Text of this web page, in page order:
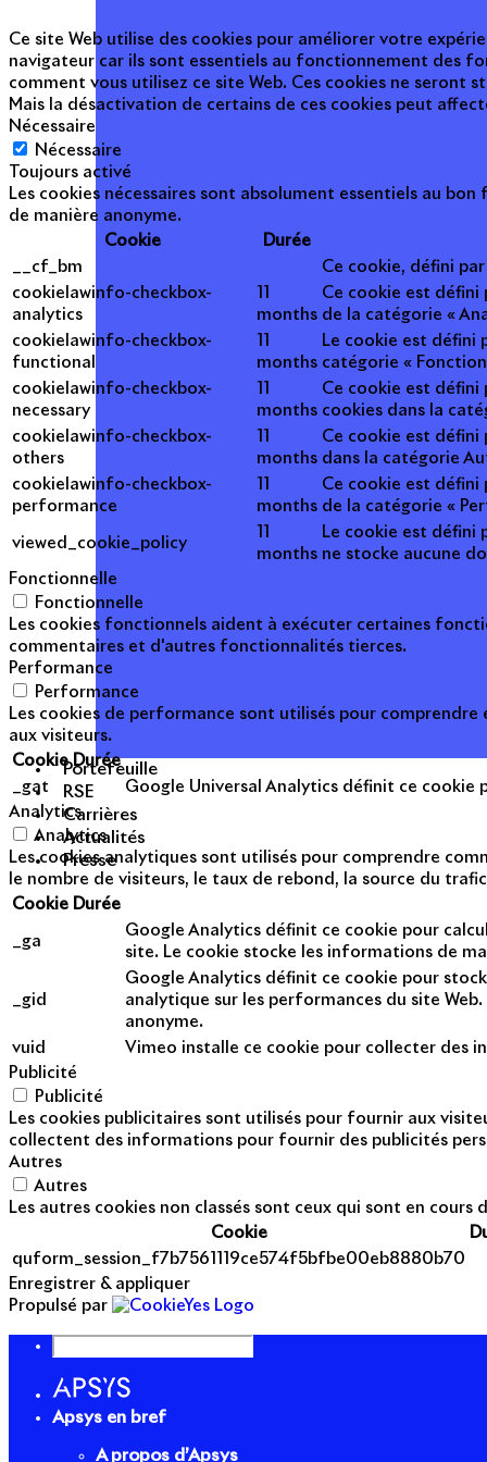
Portefeuille
RSE
Carrières
Actualités
Presse
Ce site Web utilise des cookies pour améliorer votre
navigateur car ils sont essentiels au fonctionnement des
comment vous utilisez ce site Web. Ces cookies ne seront
Mais la désactivation de certains de ces cookies peut
Nécessaire
Nécessaire
Toujours activé
Les cookies nécessaires sont absolument essentiels au
de manière anonyme.
Cookie
Durée
__cf_bm
Ce cookie, défini
cookielawinfo-checkbox-
analytics
months
Ce cookie est défini
de la catégorie «
cookielawinfo-checkbox-
functional
months
Le cookie est défini
catégorie «
cookielawinfo-checkbox-
necessary
months
Ce cookie est défini
cookies dans la
cookielawinfo-checkbox-
others
months
Ce cookie est défini
dans la catégorie
cookielawinfo-checkbox-
performance
months
Ce cookie est défini
de la catégorie «
viewed_cookie_policy
months
Le cookie est défini
ne stocke aucune
Fonctionnelle
Fonctionnelle
Les cookies fonctionnels aident à exécuter certaines
commentaires et d'autres fonctionnalités tierces.
Performance
Performance
Les cookies de performance sont utilisés pour
aux visiteurs.
Cookie Durée
_gat
Google Universal Analytics définit ce
Analytics
Analytics
Les cookies analytiques sont utilisés pour comprendre
le nombre de visiteurs, le taux de rebond, la source du
Cookie Durée
_ga
Google Analytics définit ce cookie pour
site. Le cookie stocke les informations de
_gid
Google Analytics définit ce cookie pour
analytique sur les performances du site
anonyme.
vuid
Vimeo installe ce cookie pour collecter des
Publicité
Publicité
Les cookies publicitaires sont utilisés pour fournir aux
collectent des informations pour fournir des publicités
Autres
Autres
Les autres cookies non classés sont ceux qui sont en
Cookie
quform_session_f7b7561119ce574f5bfbe00eb8880b70
Enregistrer & appliquer
Propulsé par
Apsys en bref
A propos d’Apsys